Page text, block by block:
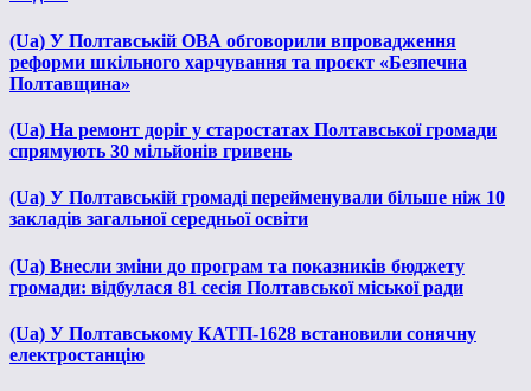
(Ua) У Полтавській ОВА обговорили впровадження
реформи шкільного харчування та проєкт «Безпечна
Полтавщина»
(Ua) На ремонт доріг у старостатах Полтавської громади
спрямують 30 мільйонів гривень
(Ua) У Полтавській громаді перейменували більше ніж 10
закладів загальної середньої освіти
(Ua) Внесли зміни до програм та показників бюджету
громади: відбулася 81 сесія Полтавської міської ради
(Ua) У Полтавському КАТП-1628 встановили сонячну
електростанцію